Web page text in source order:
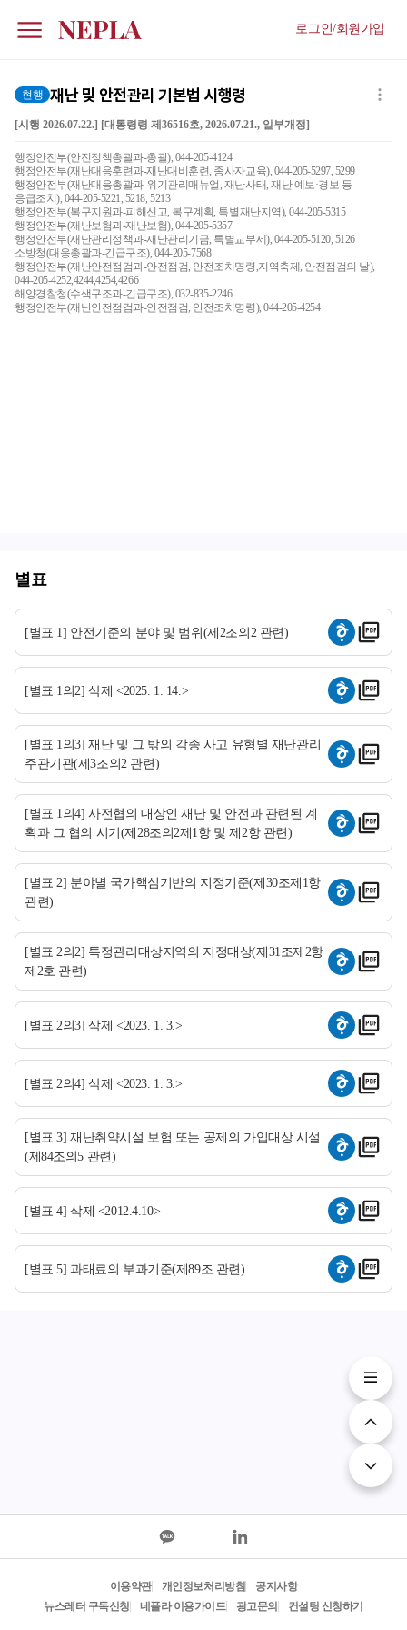
로그인/회원가입
현행 재난 및 안전관리 기본법 시행령
[시행 2026.07.22.] [대통령령 제36516호, 2026.07.21., 일부개정]
행정안전부(안전정책총괄과-총괄), 044-205-4124
행정안전부(재난대응훈련과-재난대비훈련, 종사자교육), 044-205-5297, 5299
행정안전부(재난대응총괄과-위기관리매뉴얼, 재난사태, 재난 예보·경보 등
응급조치), 044-205-5221, 5218, 5213
행정안전부(복구지원과-피해신고, 복구계획, 특별재난지역), 044-205-5315
행정안전부(재난보험과-재난보험), 044-205-5357
행정안전부(재난관리정책과-재난관리기금, 특별교부세), 044-205-5120, 5126
소방청(대응총괄과-긴급구조), 044-205-7568
행정안전부(재난안전점검과-안전점검, 안전조치명령,지역축제, 안전점검의 날),
044-205-4252,4244,4254,4266
해양경찰청(수색구조과-긴급구조), 032-835-2246
행정안전부(재난안전점검과-안전점검, 안전조치명령), 044-205-4254
별표
[별표 1] 안전기준의 분야 및 범위(제2조의2 관련)
[별표 1의2] 삭제 <2025. 1. 14.>
[별표 1의3] 재난 및 그 밖의 각종 사고 유형별 재난관리
주관기관(제3조의2 관련)
[별표 1의4] 사전협의 대상인 재난 및 안전과 관련된 계
획과 그 협의 시기(제28조의2제1항 및 제2항 관련)
[별표 2] 분야별 국가핵심기반의 지정기준(제30조제1항
관련)
[별표 2의2] 특정관리대상지역의 지정대상(제31조제2항
제2호 관련)
[별표 2의3] 삭제 <2023. 1. 3.>
[별표 2의4] 삭제 <2023. 1. 3.>
[별표 3] 재난취약시설 보험 또는 공제의 가입대상 시설
(제84조의5 관련)
[별표 4] 삭제 <2012.4.10>
[별표 5] 과태료의 부과기준(제89조 관련)
이용약관 개인정보처리방침
공지사항
뉴스레터 구독신청
네플라 이용가이드 광고문의 컨설팅 신청하기